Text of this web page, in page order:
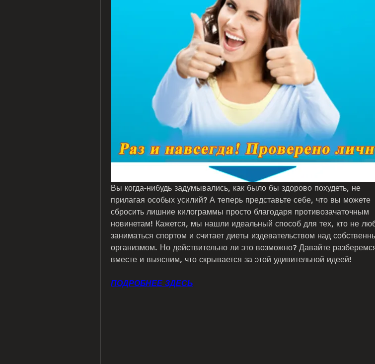
Вы когда-нибудь задумывались, как было бы здорово похудеть, не
прилагая особых усилий? А теперь представьте себе, что вы можете
сбросить лишние килограммы просто благодаря противозачаточным
новинетам! Кажется, мы нашли идеальный способ для тех, кто не
заниматься спортом и считает диеты издевательством над
организмом. Но действительно ли это возможно? Давайте
вместе и выясним, что скрывается за этой удивительной идеей!
ПОДРОБНЕЕ ЗДЕСЬ